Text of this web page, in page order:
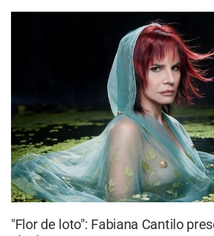
"Flor de loto": Fabiana Cantilo